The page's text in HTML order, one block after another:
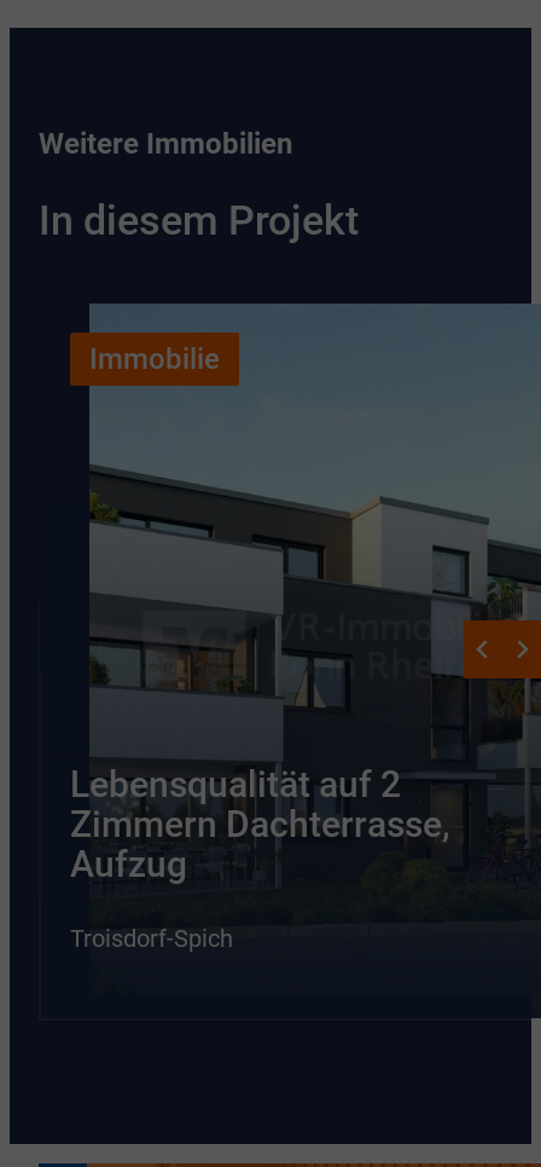
Weitere Immobilien
In diesem Projekt
Immobilie
Lebensqualität auf 2
Zimmern Dachterrasse,
Aufzug
Troisdorf-Spich